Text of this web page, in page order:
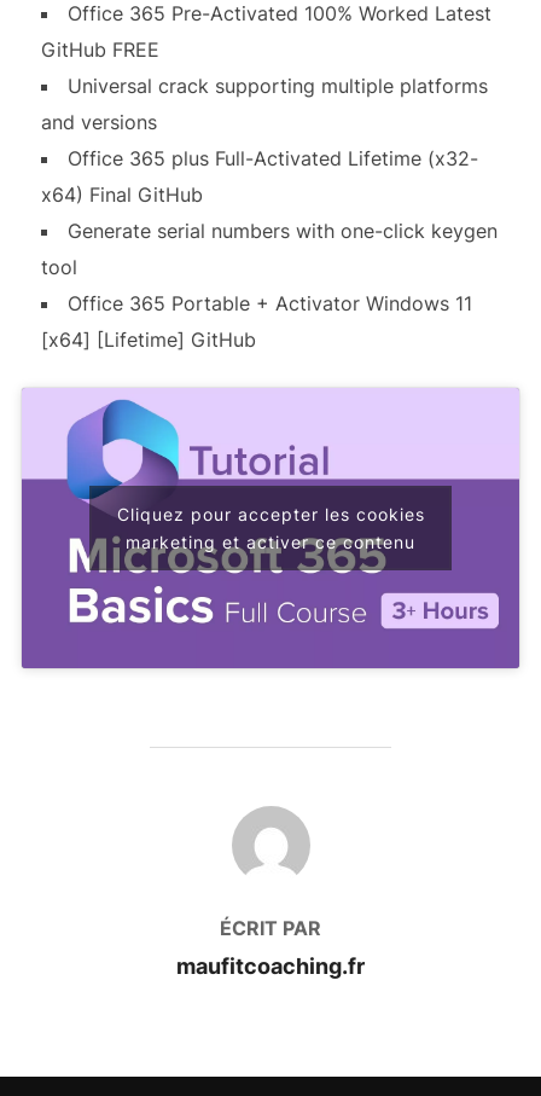
Office 365 Pre-Activated 100% Worked Latest
GitHub FREE
Universal crack supporting multiple platforms
and versions
Office 365 plus Full-Activated Lifetime (x32-
x64) Final GitHub
Generate serial numbers with one-click keygen
tool
Office 365 Portable + Activator Windows 11
[x64] [Lifetime] GitHub
Cliquez pour accepter les cookies
marketing et activer ce contenu
AUTEUR DE LA PUBLICATION
ÉCRIT PAR
maufitcoaching.fr